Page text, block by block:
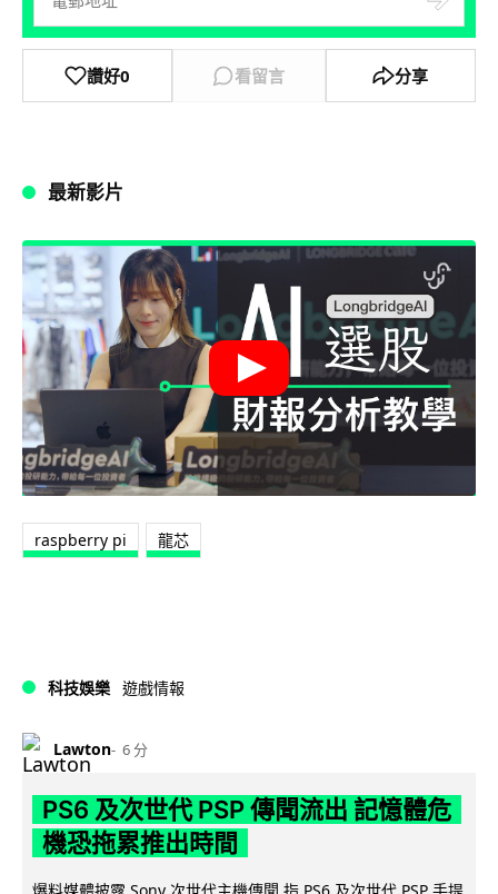
讚好0 看留言 分享
最新影片
raspberry pi 龍芯
科技娛樂 遊戲情報
Lawton 6 分
PS6 及次世代 PSP 傳聞流出 記憶體危
機恐拖累推出時間